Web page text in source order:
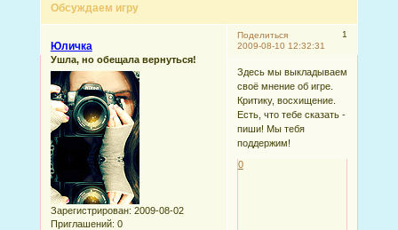
Обсуждаем игру
Поделиться
1
2009-08-10 12:32:31
Юличка
Ушла, но обещала вернуться!
Зарегистрирован: 2009-08-02
Приглашений: 0
Здесь мы выкладываем
своё мнение об игре.
Критику, восхищение.
Есть, что тебе сказать -
пиши! Мы тебя
поддержим!
0